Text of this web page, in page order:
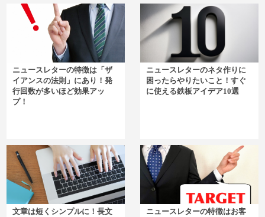
ニュースレターの特徴は「ザ
イアンスの法則」にあり！発
行回数が多いほど効果アッ
プ！
ニュースレターのネタ作りに
困ったらやりたいこと！すぐ
に使える鉄板アイデア10選
文章は短くシンプルに！長文
ニュースレターの特徴はお客